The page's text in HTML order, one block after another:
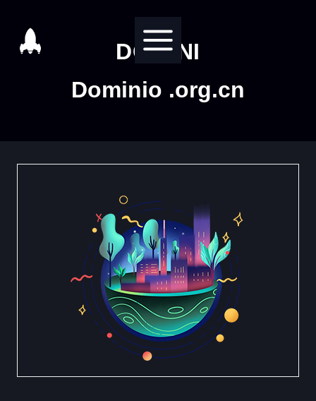
contenuto
DOMINI
Dominio .org.cn